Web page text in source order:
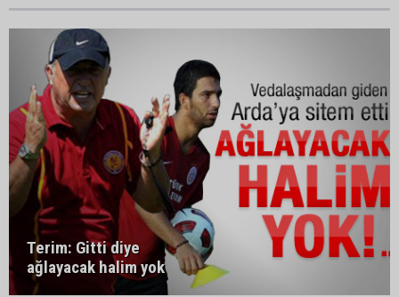
Terim: Gitti diye
ağlayacak halim yok